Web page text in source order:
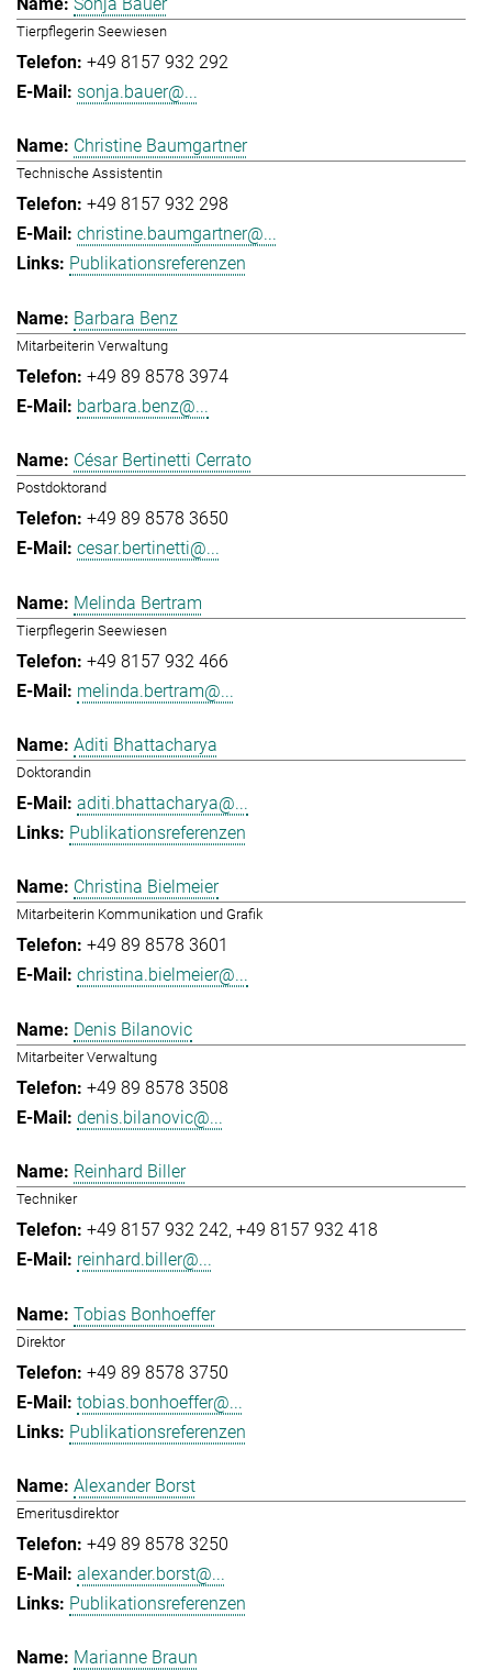
Tierpflegerin Seewiesen
+49 8157 932 292
sonja.bauer@...
Christine Baumgartner
Technische Assistentin
+49 8157 932 298
christine.baumgartner@...
Publikationsreferenzen
Barbara Benz
Mitarbeiterin Verwaltung
+49 89 8578 3974
barbara.benz@...
César Bertinetti Cerrato
Postdoktorand
+49 89 8578 3650
cesar.bertinetti@...
Melinda Bertram
Tierpflegerin Seewiesen
+49 8157 932 466
melinda.bertram@...
Aditi Bhattacharya
Doktorandin
aditi.bhattacharya@...
Publikationsreferenzen
Christina Bielmeier
Mitarbeiterin Kommunikation und Grafik
+49 89 8578 3601
christina.bielmeier@...
Denis Bilanovic
Mitarbeiter Verwaltung
+49 89 8578 3508
denis.bilanovic@...
Reinhard Biller
Techniker
+49 8157 932 242 +49 8157 932 418
reinhard.biller@...
Tobias Bonhoeffer
Direktor
+49 89 8578 3750
tobias.bonhoeffer@...
Publikationsreferenzen
Alexander Borst
Emeritusdirektor
+49 89 8578 3250
alexander.borst@...
Publikationsreferenzen
Marianne Braun